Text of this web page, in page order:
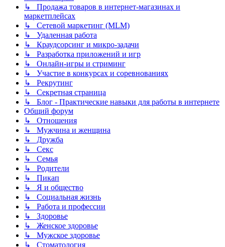
↳ Продажа товаров в интернет-магазинах и
маркетплейсах
↳ Сетевой маркетинг (MLM)
↳ Удаленная работа
↳ Краудсорсинг и микро-задачи
↳ Разработка приложений и игр
↳ Онлайн-игры и стриминг
↳ Участие в конкурсах и соревнованиях
↳ Рекрутинг
↳ Секретная страница
↳ Блог - Практические навыки для работы в интернете
Общий форум
↳ Отношения
↳ Мужчина и женщина
↳ Дружба
↳ Секс
↳ Семья
↳ Родители
↳ Пикап
↳ Я и общество
↳ Социальная жизнь
↳ Работа и профессии
↳ Здоровье
↳ Женское здоровье
↳ Мужское здоровье
↳ Стоматология